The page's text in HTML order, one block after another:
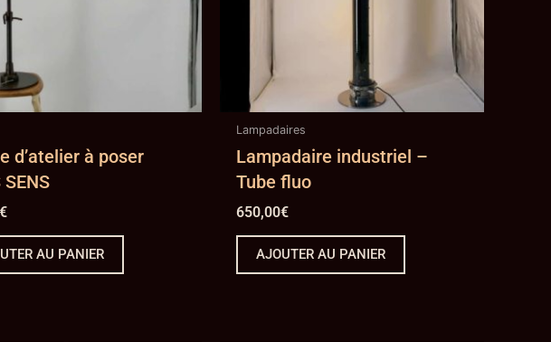
d’atelier à poser
SENS
AU PANIER
Lampadaires
Lampadaire industriel –
Tube fluo
650,00€
AJOUTER AU PANIER